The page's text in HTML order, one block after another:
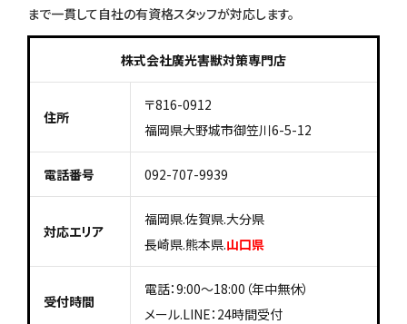
まで一貫して自社の有資格スタッフが対応します。
株式会社廣光害獣対策専門店
住所
〒816-0912
福岡県大野城市御笠川6-5-12
電話番号 092-707-9939
対応エリア
福岡県.佐賀県.大分県
長崎県.熊本県.山口県
受付時間
電話：9:00〜18:00（年中無休）
メール.LINE：24時間受付